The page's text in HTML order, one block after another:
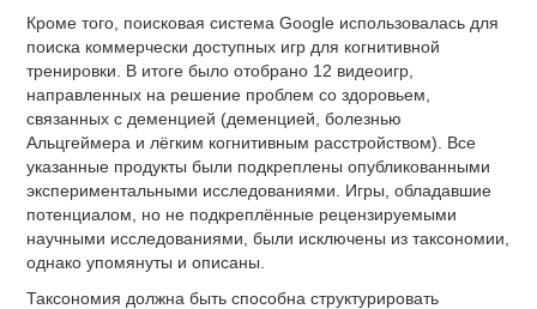
Кроме того, поисковая система Google использовалась для
поиска коммерчески доступных игр для когнитивной
тренировки. В итоге было отобрано 12 видеоигр,
направленных на решение проблем со здоровьем,
связанных с деменцией (деменцией, болезнью
Альцгеймера и лёгким когнитивным расстройством). Все
указанные продукты были подкреплены опубликованными
экспериментальными исследованиями. Игры, обладавшие
потенциалом, но не подкреплённые рецензируемыми
научными исследованиями, были исключены из таксономии,
однако упомянуты и описаны.
Таксономия должна быть способна структурировать